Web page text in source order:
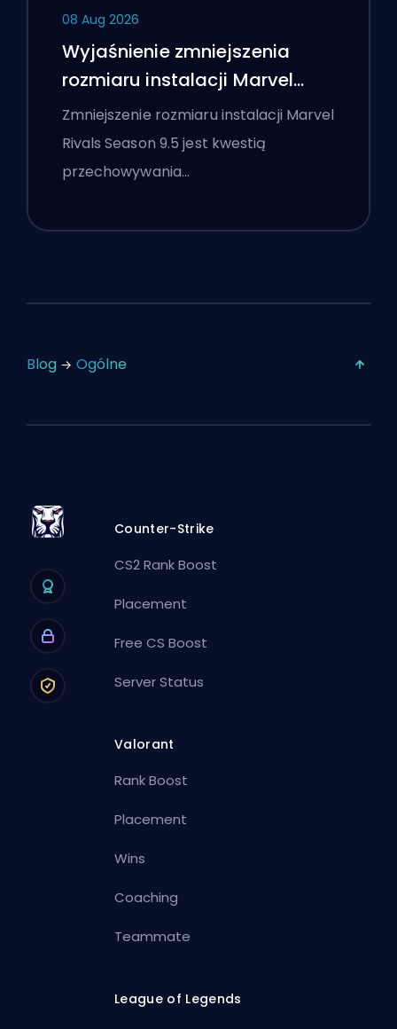
08 Aug 2026
Wyjaśnienie zmniejszenia
rozmiaru instalacji Marvel
Rivals Season 9.5
Zmniejszenie rozmiaru instalacji Marvel
Rivals Season 9.5 jest kwestią
przechowywania…
Blog Ogólne
Counter-Strike
CS2 Rank Boost
Placement
Free CS Boost
Server Status
Valorant
Rank Boost
Placement
Wins
Coaching
Teammate
League of Legends